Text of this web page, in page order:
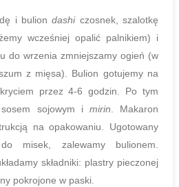
i buliondashiczosnek, szalotkę
wcześniej opalić palnikiem) i
do wrzenia zmniejszamy ogień (w
z mięsa). Bulion gotujemy na
przez 4-6 godzin. Po tym
sojowym i mirin. Makaron
na opakowaniu. Ugotowany
misek, zalewamy bulionem.
składniki: plastry pieczonej
pokrojone w paski.